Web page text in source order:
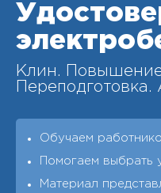
Клин.
Переподготовка.
Обучаем
Помогаем
Материал